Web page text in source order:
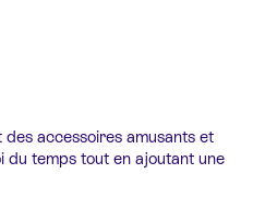
des accessoires amusants et
du temps tout en ajoutant une